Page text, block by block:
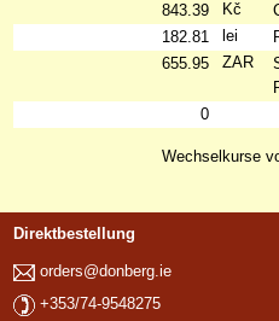
843.39
Kč
182.81
lei
655.95
ZAR
0
Wechselkurse
Direktbestellung
orders@donberg.ie
+353/74-9548275